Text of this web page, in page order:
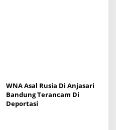
WNA Asal Rusia Di Anjasari
Bandung Terancam Di
Deportasi